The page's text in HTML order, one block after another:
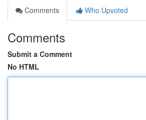
Comments
Who Upvoted
Comments
Submit a Comment
No HTML